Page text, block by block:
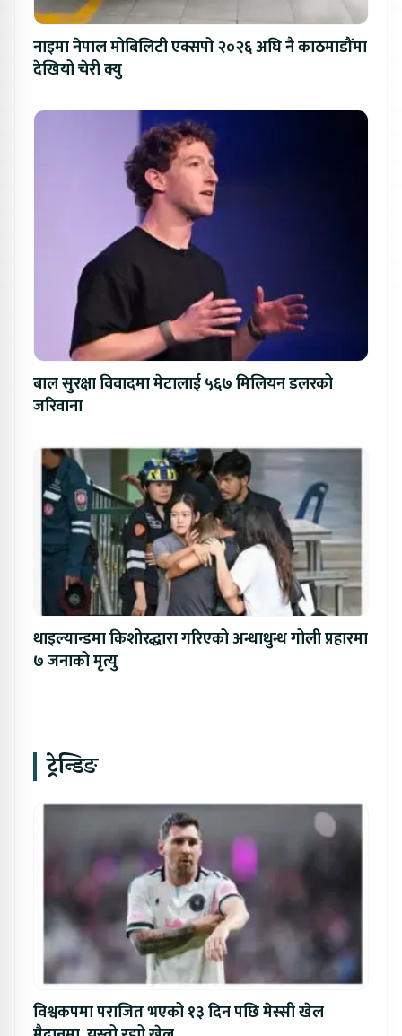
नाइमा नेपाल मोबिलिटी एक्सपो २०२६ अघि नै काठमाडौंमा
देखियो चेरी क्यु
बाल सुरक्षा विवादमा मेटालाई ५६७ मिलियन डलरको
जरिवाना
थाइल्यान्डमा किशोरद्धारा गरिएको अन्धाधुन्ध गोली प्रहारमा
७ जनाको मृत्यु
ट्रेन्डिङ
विश्वकपमा पराजित भएको १३ दिन पछि मेस्सी खेल